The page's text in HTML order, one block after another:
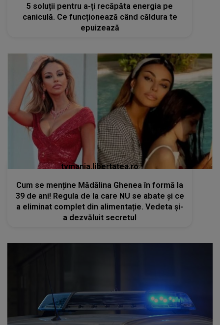
5 soluții pentru a-ți recăpăta energia pe
caniculă. Ce funcționează când căldura te
epuizează
tvmania.libertatea.ro
Cum se menține Mădălina Ghenea în formă la
39 de ani! Regula de la care NU se abate și ce
a eliminat complet din alimentație. Vedeta și-
a dezvăluit secretul